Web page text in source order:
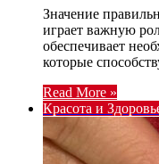
Значение
играет важную
обеспечивает
которые
Read More »
Красота и